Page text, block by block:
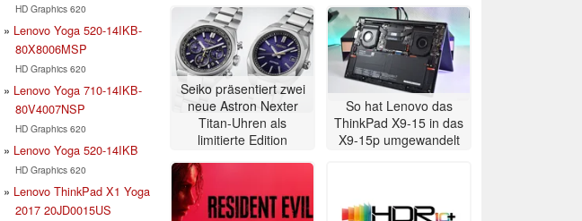
HD Graphics 620
Lenovo Yoga 520-14IKB-
80X8006MSP
HD Graphics 620
Lenovo Yoga 710-14IKB-
80V4007NSP
HD Graphics 620
Lenovo Yoga 520-14IKB
HD Graphics 620
Lenovo ThinkPad X1 Yoga
2017 20JD0015US
Seiko präsentiert zwei
neue Astron Nexter
Titan-Uhren als
limitierte Edition
So hat Lenovo das
ThinkPad X9-15 in das
X9-15p umgewandelt